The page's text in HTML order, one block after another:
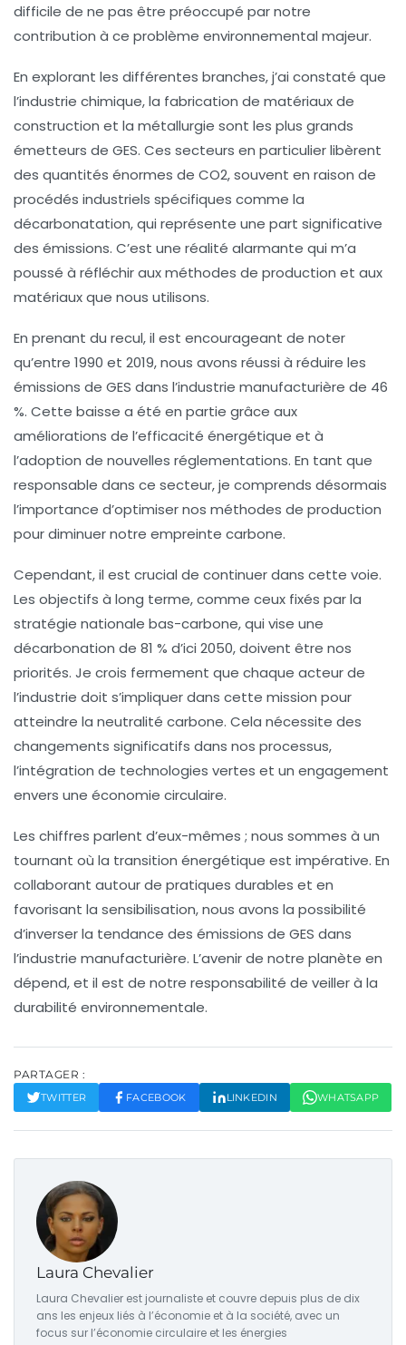
difficile de ne pas être préoccupé par notre
contribution à ce problème environnemental majeur.
En explorant les différentes branches, j’ai constaté que
l’industrie chimique, la fabrication de matériaux de
construction et la métallurgie sont les plus grands
émetteurs de GES. Ces secteurs en particulier libèrent
des quantités énormes de CO2, souvent en raison de
procédés industriels spécifiques comme la
décarbonatation, qui représente une part significative
des émissions. C’est une réalité alarmante qui m’a
poussé à réfléchir aux méthodes de production et aux
matériaux que nous utilisons.
En prenant du recul, il est encourageant de noter
qu’entre 1990 et 2019, nous avons réussi à réduire les
émissions de GES dans l’industrie manufacturière de 46
%. Cette baisse a été en partie grâce aux
améliorations de l’efficacité énergétique et à
l’adoption de nouvelles réglementations. En tant que
responsable dans ce secteur, je comprends désormais
l’importance d’optimiser nos méthodes de production
pour diminuer notre empreinte carbone.
Cependant, il est crucial de continuer dans cette voie.
Les objectifs à long terme, comme ceux fixés par la
stratégie nationale bas-carbone, qui vise une
décarbonation de 81 % d’ici 2050, doivent être nos
priorités. Je crois fermement que chaque acteur de
l’industrie doit s’impliquer dans cette mission pour
atteindre la neutralité carbone. Cela nécessite des
changements significatifs dans nos processus,
l’intégration de technologies vertes et un engagement
envers une économie circulaire.
Les chiffres parlent d’eux-mêmes ; nous sommes à un
tournant où la transition énergétique est impérative. En
collaborant autour de pratiques durables et en
favorisant la sensibilisation, nous avons la possibilité
d’inverser la tendance des émissions de GES dans
l’industrie manufacturière. L’avenir de notre planète en
dépend, et il est de notre responsabilité de veiller à la
durabilité environnementale.
PARTAGER :
TWITTER FACEBOOK LINKEDIN WHATSAPP
Laura Chevalier
Laura Chevalier est journaliste et couvre depuis plus de dix
ans les enjeux liés à l’économie et à la société, avec un
focus sur l’économie circulaire et les énergies